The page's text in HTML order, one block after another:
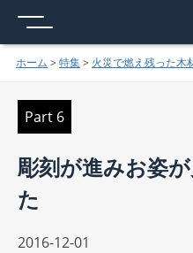
ホーム > 特集> 火災で燃え残った木
Part 6
彫刻が進みお姿
た
2016-12-01